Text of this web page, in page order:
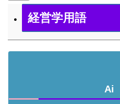
経営学用語
Ai